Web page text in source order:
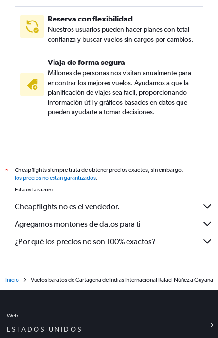
Reserva con flexibilidad
Nuestros usuarios pueden hacer planes con total
confianza y buscar vuelos sin cargos por cambios.
Viaja de forma segura
Millones de personas nos visitan anualmente para
encontrar los mejores vuelos. Ayudamos a que la
planificación de viajes sea fácil, proporcionando
información útil y gráficos basados en datos que
pueden ayudarte a tomar decisiones.
*
Cheapflights siempre trata de obtener precios exactos, sin embargo,
los precios no están garantizados.
Esta es la razón:
Cheapflights no es el vendedor.
Agregamos montones de datos para ti
¿Por qué los precios no son 100% exactos?
Inicio Vuelos baratos de Cartagena de Indias Internacional Rafael Núñez a Guyana
Web
ESTADOS UNIDOS